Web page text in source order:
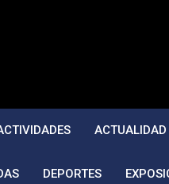
ACTUALIDAD
DEPORTES